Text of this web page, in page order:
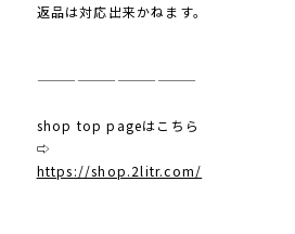
返品は対応出来かねます。
————————————
shop top pageはこちら
⇨
https://shop.2litr.com/